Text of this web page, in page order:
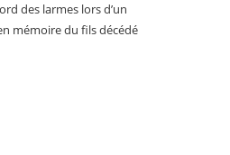
des larmes lors d’un
mémoire du fils décédé